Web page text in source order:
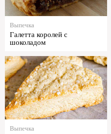
Выпечка
Галетта королей с
шоколадом
Выпечка